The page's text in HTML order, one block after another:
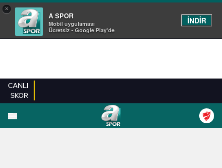
×
A SPOR
Mobil uygulaması
Ücretsiz - Google Play'de
İNDİR
CANLI
SKOR